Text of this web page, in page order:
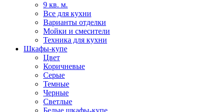
9 кв. м.
Все для кухни
Варианты отделки
Мойки и смесители
Техника для кухни
Шкафы-купе
Цвет
Коричневые
Серые
Темные
Черные
Светлые
Белые шкафы-купе